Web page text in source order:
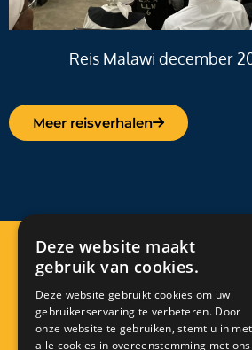
Reis Malawi december
Meer reisverhalen
In Malawi
Deze website maakt
gebruik van cookies.
Deze website gebruikt cookies om uw
gebruikerservaring te verbeteren. Door
onze website te gebruiken, stemt u in met
alle cookies in overeenstemming met ons